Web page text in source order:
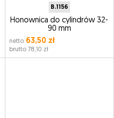
B.1156
Honownica do cylindrów 32-
90 mm
netto63,50 zł
brutto 78,10 zł